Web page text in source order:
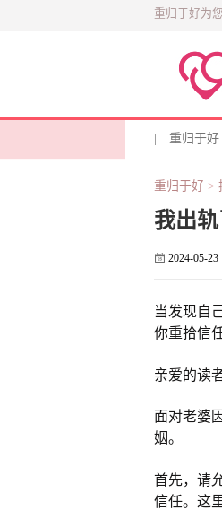
重归于好为
重归于好
重归于好>
我出
2024-05-23
当发现自
你重拾信
亲爱的读
面对老婆
姻。
首先，请
信任。这